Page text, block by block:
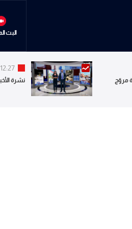
البث
مروّج
12:27
نشرة